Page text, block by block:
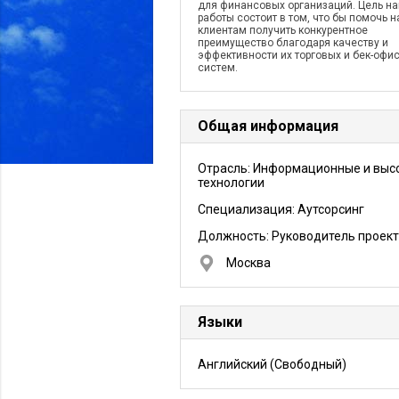
для финансовых организаций. Цель
работы состоит в том, что бы помочь
клиентам получить конкурентное
преимущество благодаря качеству и
эффективности их торговых и бек-офис
систем.
Общая информация
Отрасль: Информационные и
технологии
Специализация: Аутсорсинг
Должность: Руководитель
Москва
Языки
Английский (Свободный)